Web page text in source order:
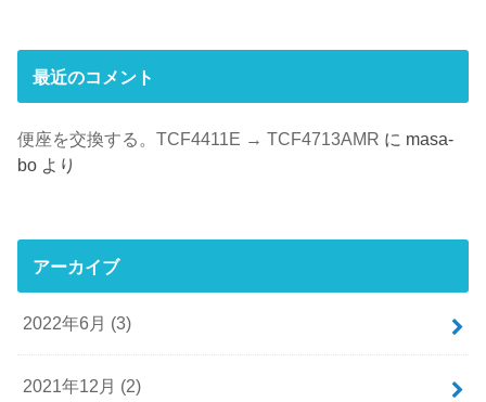
最近のコメント
便座を交換する。TCF4411E → TCF4713AMR に masa-
bo より
アーカイブ
2022年6月 (3)
2021年12月 (2)